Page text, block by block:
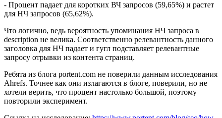
- Процент падает для коротких ВЧ запросов (59,65%) и растет
для НЧ запросов (65,62%).
Что логично, ведь вероятность упоминания НЧ запроса в
description не велика. Соответственно релевантность данного
заголовка для НЧ падает и гугл подставляет релевантные
запросу отрывки из контента страниц.
Ребята из блога portent.com не поверили данным исследования
Ahrefs. Точнее как они излагаются в блоге, поверили, но не
хотели верить, что процент настолько большой, поэтому
повторили эксперимент.